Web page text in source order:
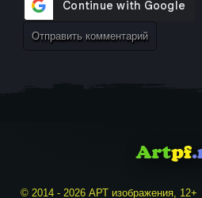
© 2014 - 2026 АРТ изображения, 12+